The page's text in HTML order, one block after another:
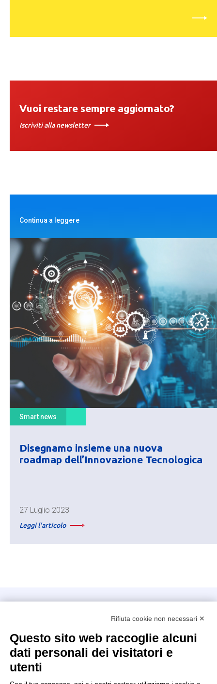
Vuoi restare sempre aggiornato?
Iscriviti alla newsletter
Continua a leggere
Smart news
Disegnamo insieme una nuova
roadmap dell’Innovazione Tecnologica
27 Luglio 2023
Leggi l'articolo
Kilometro Rosso innovation district
+39 035 0690366
info@intellimech.it
Rifiuta cookie non necessari ✕
Questo sito web raccoglie alcuni
dati personali dei visitatori e
utenti